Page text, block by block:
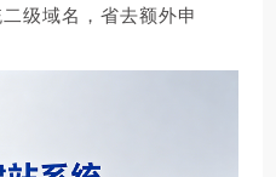
级域名，省去额外申